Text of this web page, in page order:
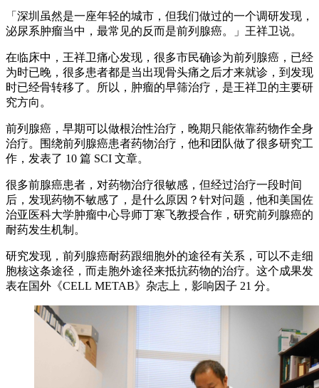
「深圳虽然是一座年轻的城市，但我们做过的一个调研发现，
泌尿系肿瘤当中，最常见的反而是前列腺癌。」王祥卫说。
在临床中，王祥卫痛心发现，很多市民确诊为前列腺癌，已经
为时已晚，很多患者都是当出现骨头痛之后才来就诊，到发现
时已经骨转移了。所以，肿瘤的早筛治疗，是王祥卫的主要研
究方向。
前列腺癌，早期可以做根治性治疗，晚期只能依靠药物作全身
治疗。围绕前列腺癌患者药物治疗，他和团队做了很多研究工
作，发表了 10 篇 SCI 文章。
很多前腺癌患者，对药物治疗很敏感，但经过治疗一段时间
后，发现药物不敏感了，是什么原因？针对问题，他和美国佐
治亚医科大学肿瘤中心导师丁寒飞教授合作，研究前列腺癌的
耐药发生机制。
研究发现，前列腺癌耐药跟细胞外的途径有关系，可以不走细
胞核这条途径，而走胞外途径来抵抗药物的治疗。这个成果发
表在国外《CELL METAB》杂志上，影响因子 21 分。